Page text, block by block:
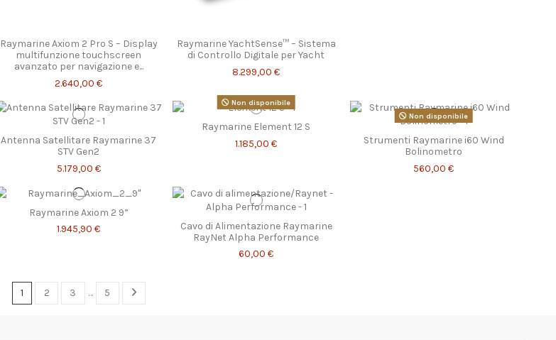
Raymarine Axiom 2 Pro S – Display
multifunzione touchscreen
avanzato per navigazione e...
2.640,00 €
Raymarine YachtSense™ – Sistema
di Controllo Digitale per Yacht
8.299,00 €
Antenna Satellitare Raymarine 37
STV Gen2
5.179,00 €
Non disponibile
Raymarine Element 12 S
1.185,00 €
Non disponibile
Strumenti Raymarine i60 Wind
Bolinometro
560,00 €
Raymarine Axiom 2 9”
1.945,90 €
Cavo di Alimentazione Raymarine
RayNet Alpha Performance
60,00 €
1 2 3 … 5